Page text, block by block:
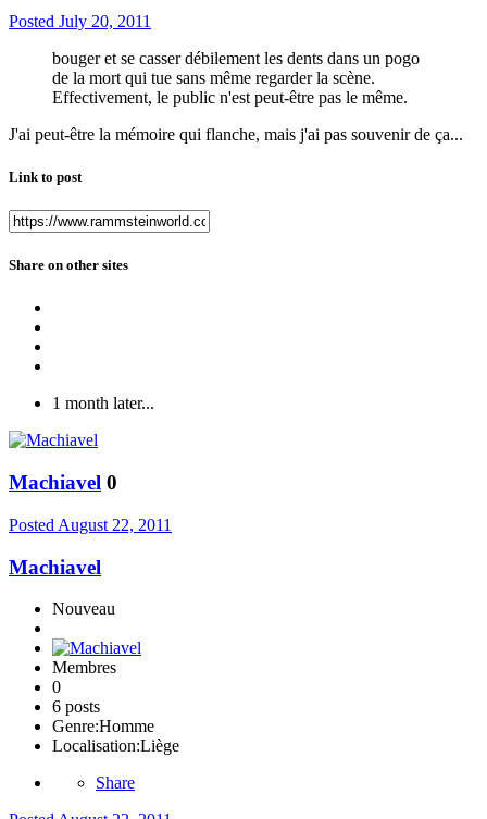
Posted July 20, 2011
bouger et se casser débilement les dents dans un pogo
de la mort qui tue sans même regarder la scène.
Effectivement, le public n'est peut-être pas le même.
J'ai peut-être la mémoire qui flanche, mais j'ai pas souvenir de ça...
Link to post
Share on other sites
1 month later...
Machiavel 0
Posted August 22, 2011
Machiavel
Nouveau
Membres
0
6 posts
Genre:Homme
Localisation:Liège
Share